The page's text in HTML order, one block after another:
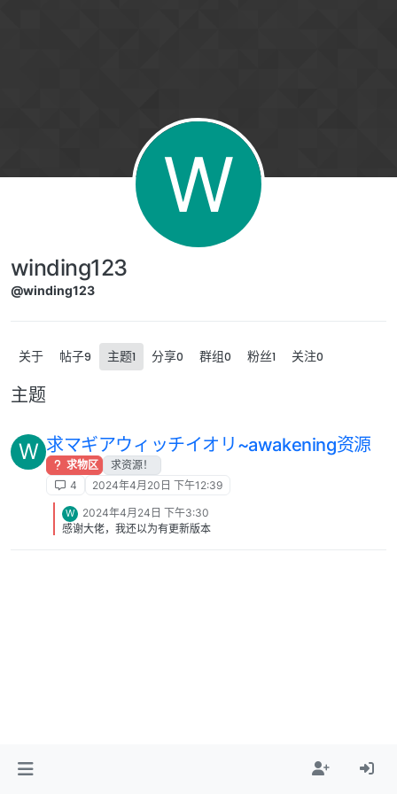
W
winding123
@winding123
关于 帖子9 主题1 分享0 群组0 粉丝1 关注0
主题
W 求マギアウィッチイオリ~awakening资源
求物区
求资源！
4
2024年4月20日 下午12:39
W
2024年4月24日 下午3:30
感谢大佬，我还以为有更新版本